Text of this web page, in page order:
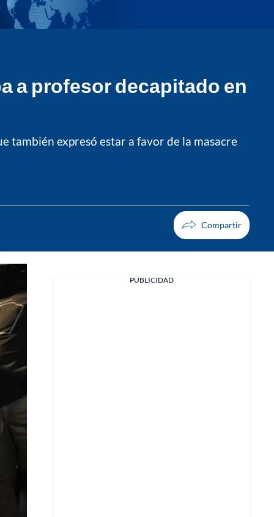
a profesor decapitado en
también expresó estar a favor de la masacre
PUBLICIDAD